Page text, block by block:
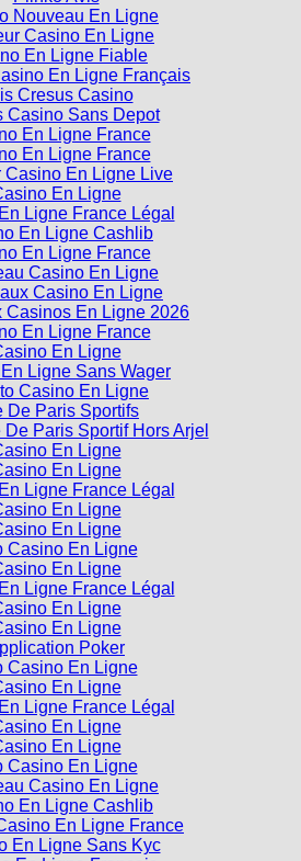
En Ligne Fiable
En Ligne Français
Cresus Casino
Casino Sans Depot
En Ligne France
En Ligne France
Casino En Ligne Live
En Ligne
Ligne France Légal
En Ligne Cashlib
En Ligne France
Casino En Ligne
Casino En Ligne
Casinos En Ligne 2026
En Ligne France
En Ligne
En Ligne Sans Wager
Casino En Ligne
De Paris Sportifs
De Paris Sportif Hors Arjel
En Ligne
En Ligne
Ligne France Légal
En Ligne
En Ligne
Casino En Ligne
En Ligne
Ligne France Légal
En Ligne
En Ligne
Poker
Casino En Ligne
En Ligne
Ligne France Légal
En Ligne
En Ligne
Casino En Ligne
Casino En Ligne
En Ligne Cashlib
En Ligne France
En Ligne Sans Kyc
En Ligne Francais
Casino En Ligne